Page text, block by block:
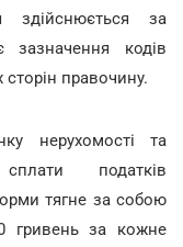
за
кодів
правочину.
нерухомості та
податків
тягне за собою
гривень за кожне